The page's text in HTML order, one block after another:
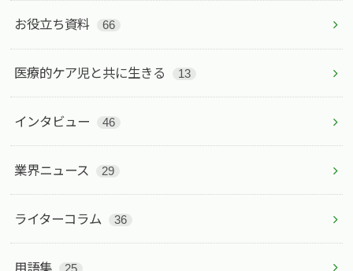
お役立ち資料 66
医療的ケア児と共に生きる 13
インタビュー 46
業界ニュース 29
ライターコラム 36
用語集 25